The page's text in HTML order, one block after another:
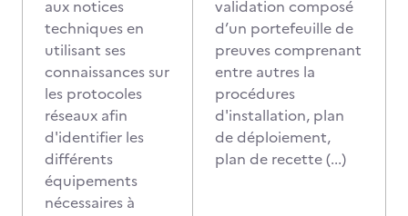
aux notices
techniques en
utilisant ses
connaissances sur
les protocoles
réseaux afin
d'identifier les
différents
équipements
nécessaires à
validation composé
d’un portefeuille de
preuves comprenant
entre autres la
procédures
d'installation, plan
de déploiement,
plan de recette (...)